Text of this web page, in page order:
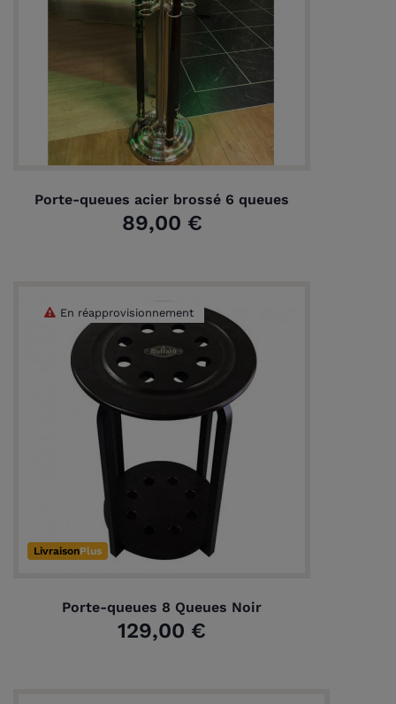
Porte-queues acier brossé 6 queues
89,00 €
LivraisonPlus
Porte-queues 8 Queues Noir
129,00 €
En réapprovisionnement